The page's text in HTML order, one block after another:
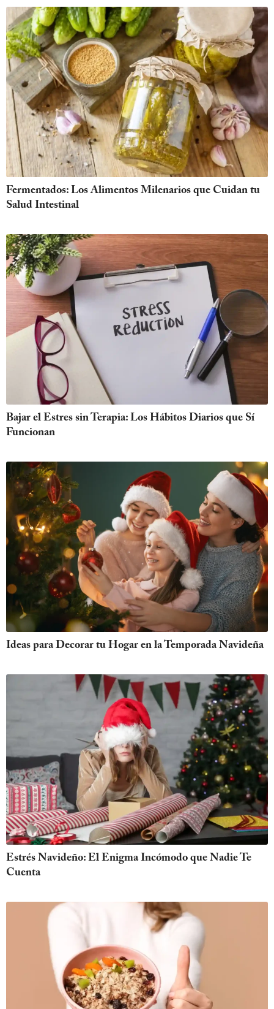
Fermentados: Los Alimentos Milenarios que Cuidan tu
Salud Intestinal
Bajar el Estres sin Terapia: Los Hábitos Diarios que Sí
Funcionan
Ideas para Decorar tu Hogar en la Temporada Navideña
Estrés Navideño: El Enigma Incómodo que Nadie Te
Cuenta